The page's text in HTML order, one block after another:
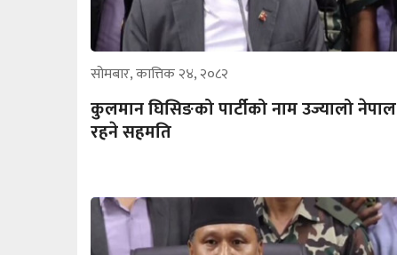
सोमबार, कात्तिक २४, २०८२
कुलमान घिसिङको पार्टीको नाम उज्यालो नेपाल
रहने सहमति